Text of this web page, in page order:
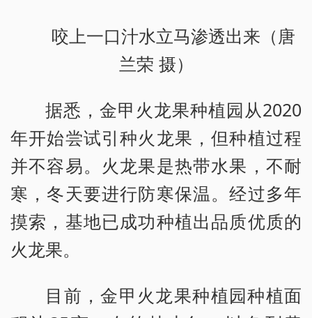
咬上一口汁水立马渗透出来（唐
兰荣 摄）
据悉，金甲火龙果种植园从2020
年开始尝试引种火龙果，但种植过程
并不容易。火龙果是热带水果，不耐
寒，冬天要进行防寒保温。经过多年
摸索，基地已成功种植出品质优质的
火龙果。
目前，金甲火龙果种植园种植面